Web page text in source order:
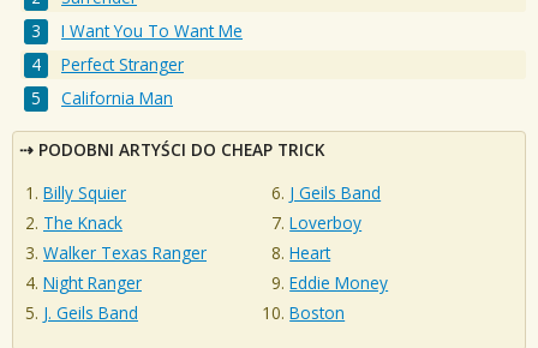
I Want You To Want Me
Perfect Stranger
California Man
PODOBNI ARTYŚCI DO CHEAP TRICK
Billy Squier
The Knack
Walker Texas Ranger
Night Ranger
J. Geils Band
J Geils Band
Loverboy
Heart
Eddie Money
Boston